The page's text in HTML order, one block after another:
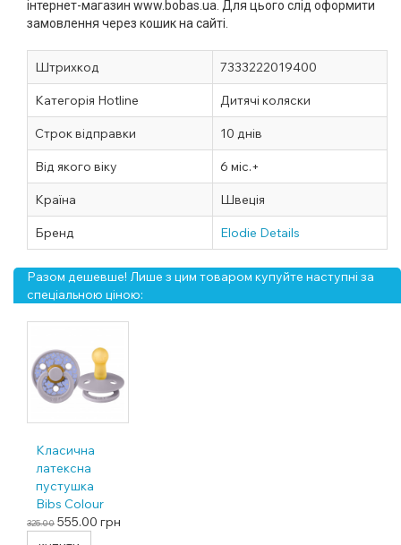
інтернет-магазин www.bobas.ua. Для цього слід оформити
замовлення через кошик на сайті.
Штрихкод 7333222019400
Категорія Hotline Дитячі коляски
Строк відправки 10 днів
Від якого віку 6 міс.+
Країна Швеція
Бренд Elodie Details
Разом дешевше! Лише з цим товаром купуйте наступні за
спеціальною ціною:
Класична
латексна
пустушка
Bibs Colour
STUDIO
325.00 555.00 грн